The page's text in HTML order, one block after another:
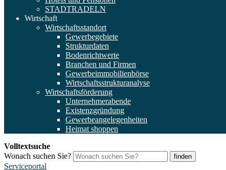
STADTRADELN
Wirtschaft
Wirtschaftsstandort
Gewerbegebiete
Strukturdaten
Bodenrichtwerte
Branchen und Firmen
Gewerbeimmobilienbörse
Wirtschaftsstrukturanalyse
Wirtschaftsförderung
Unternehmerabende
Existenzgründung
Gewerbeangelegenheiten
Heimat shoppen
Volltextsuche
Wonach suchen Sie?
finden
Serviceportal